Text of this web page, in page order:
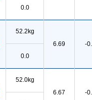
0.0
52.2kg
6.69
-
0.0
52.0kg
6.67
-